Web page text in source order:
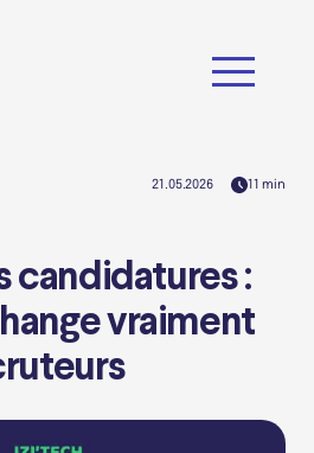
21.05.2026 11 min
candidatures :
vraiment